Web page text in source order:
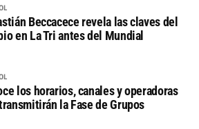
Beccacece revela las claves del
en La Tri antes del Mundial
los horarios, canales y operadoras
la Fase de Grupos